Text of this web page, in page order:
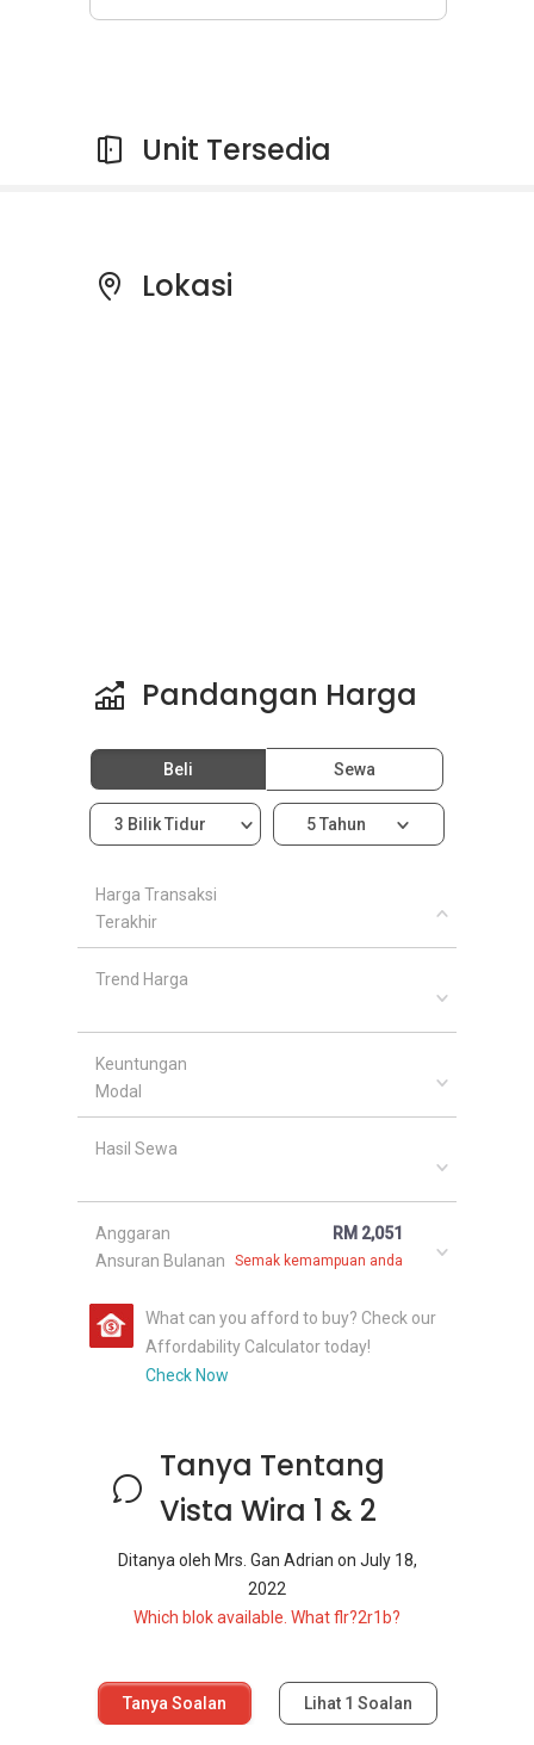
Unit Tersedia
Lokasi
Pandangan Harga
Beli Sewa
3 Bilik Tidur 5 Tahun
Harga Transaksi
Terakhir
Trend Harga
Keuntungan
Modal
Hasil Sewa
Anggaran
Ansuran Bulanan
RM 2,051
Semak kemampuan anda
What can you afford to buy? Check our
Affordability Calculator today!
Check Now
Tanya Tentang
Vista Wira 1 & 2
Ditanya oleh Mrs. Gan Adrian on July 18,
2022
Which blok available. What flr?2r1b?
Tanya Soalan Lihat 1 Soalan